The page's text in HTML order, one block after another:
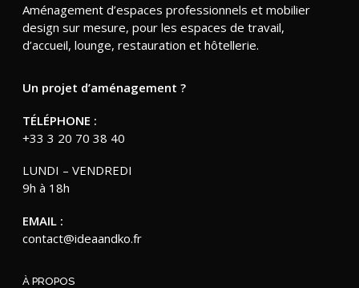
Aménagement d’espaces professionnels et mobilier
design sur mesure, pour les espaces de travail,
d’accueil, lounge, restauration et hôtellerie.
Un projet d’aménagement ?
TÉLÉPHONE :
+33 3 20 70 38 40
LUNDI – VENDREDI
9h à 18h
EMAIL :
contact@ideaandko.fr
À PROPOS